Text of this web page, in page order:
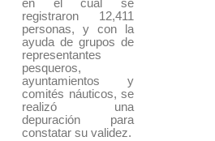
en el cual se
registraron 12,411
personas, y con la
ayuda de grupos de
representantes
pesqueros,
ayuntamientos y
comités náuticos, se
realizó una
depuración para
constatar su validez.